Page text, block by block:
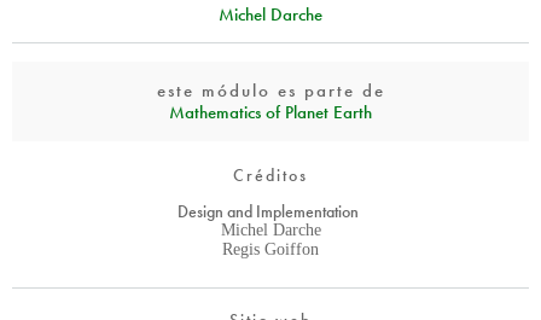
Más...
Michel Darche
este módulo es parte de
Mathematics of Planet Earth
Créditos
Design and Implementation
Michel Darche
Regis Goiffon